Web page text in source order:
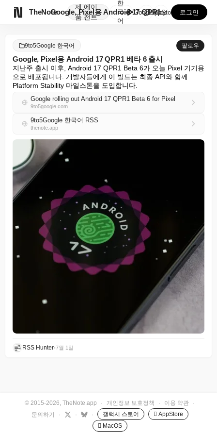
TheNote
제
품
에이
전트
Google, Pixel용 Android 17 QPR1...
한
국
어
GooglePlay
AppStore 로그인
9to5Google 한국어 팔로우
Google, Pixel용 Android 17 QPR1 베타 6 출시
지난주 출시 이후, Android 17 QPR1 Beta 6가 오늘 Pixel 기기용
으로 배포됩니다. 개발자들에게 이 빌드는 최종 API와 함께
Platform Stability 마일스톤을 도입합니다.
Google rolling out Android 17 QPR1 Beta 6 for Pixel
9to5google.com
9to5Google 한국어 RSS
thenote.app
RSS Hunter•7월 1일
© 2015-2026, TheNote.app · 개인정보 보호정책 · 이용 약관
·
문의하기
· · · 갤럭시 스토어
 AppStore
 MacOS